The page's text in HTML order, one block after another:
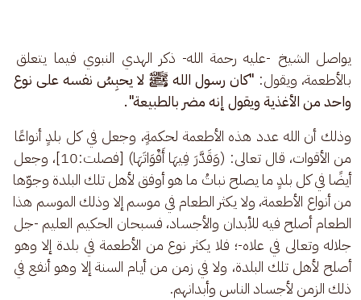
يواصل الشيخ -عليه رحمة الله- ذكر الهدي النبوي فيما يتعلق
بالأطعمة، ويقول: "كان رسول الله ﷺ لا يحبِسُ نفسه على نوع
واحد من الأغذية ويقول إنه مضر بالطبيعة".
وذلك أن الله عدد هذه الأطعمة لحكمةٍ، وجعل في كل بلدٍ أنواعًا
من الأقوات، قال تعالى: (وَقَدَّرَ فِيهَا أَقْوَاتَهَا) [فصلت:10]، وجعل
أيضًا في كل بلدٍ ما يصلح نباتُ ما هو أوفق لأهل تلك البلدة وجوّها
من أنواع الأطعمة، ولا يكثر الطعام في موسم إلا وذلك الموسم هذا
الطعام أصلح فيه للأبدان والأجساد، فسبحان الحكيم العليم -جل
جلاله وتعالى في علاه-؛ فلا يكثر نوع من الأطعمة في بلدة إلا وهو
أصلح لأهل تلك البلدة، ولا في زمن من أيام السنة إلا وهو أنفع في
ذلك الزمن لأجساد الناس وأبدانهم.